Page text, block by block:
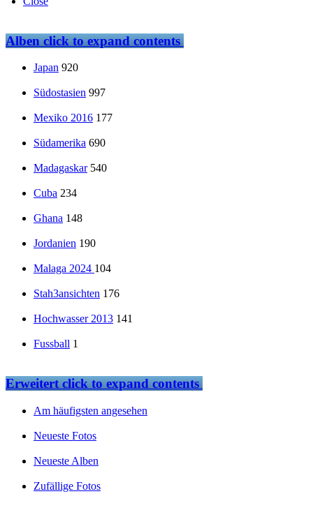
Albenclick to expand contents
Japan 920
Südostasien 997
Mexiko 2016 177
Südamerika 690
Madagaskar 540
Cuba 234
Ghana 148
Jordanien 190
Malaga 2024 104
Stah3ansichten 176
Hochwasser 2013 141
Fussball 1
Erweitertclick to expand contents
Am häufigsten angesehen
Neueste Fotos
Neueste Alben
Zufällige Fotos